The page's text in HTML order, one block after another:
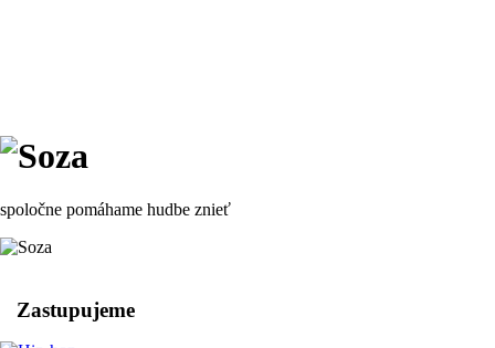
spoločne pomáhame hudbe znieť
Zastupujeme